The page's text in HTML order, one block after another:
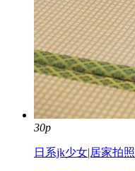
30p
日系jk少女|居家拍照